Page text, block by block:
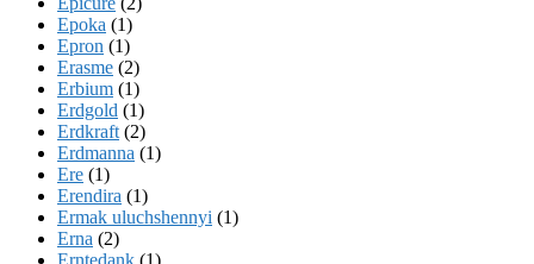
Epoka (1)
Epron (1)
Erasme (2)
Erbium (1)
Erdgold (1)
Erdkraft (2)
Erdmanna (1)
Ere (1)
Erendira (1)
Ermak uluchshennyi (1)
Erna (2)
Erntedank (1)